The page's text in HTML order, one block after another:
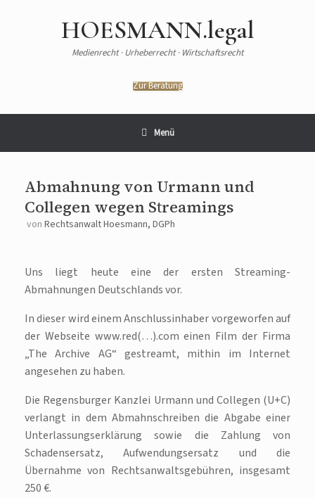
HOESMANN.legal
Medienrecht · Urheberrecht · Wirtschaftsrecht
Zur Beratung
Menü
Abmahnung von Urmann und
Collegen wegen Streamings
von Rechtsanwalt Hoesmann, DGPh
Uns liegt heute eine der ersten Streaming-
Abmahnungen Deutschlands vor.
In dieser wird einem Anschlussinhaber vorgeworfen auf
der Webseite www.red(…).com einen Film der Firma
„The Archive AG“ gestreamt, mithin im Internet
angesehen zu haben.
Die Regensburger Kanzlei Urmann und Collegen (U+C)
verlangt in dem Abmahnschreiben die Abgabe einer
Unterlassungserklärung sowie die Zahlung von
Schadensersatz, Aufwendungsersatz und die
Übernahme von Rechtsanwaltsgebühren, insgesamt
250 €.